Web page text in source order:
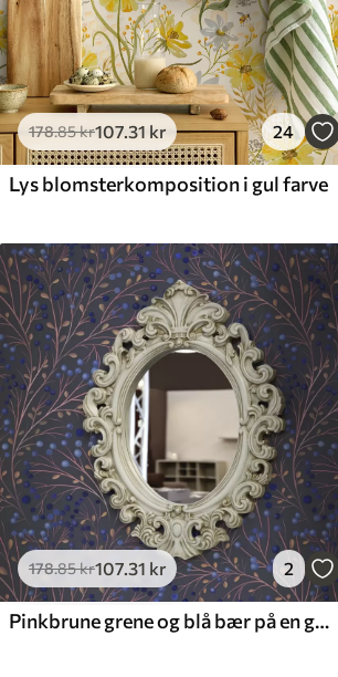
178.85kr107.31 kr 24
Lys blomsterkomposition i gul farve
178.85kr107.31 kr 2
Pinkbrune grene og blå bær på en grafitbaggrund